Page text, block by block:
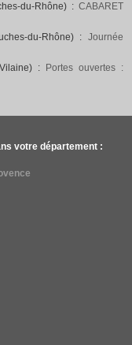
du-Rhône) : CABARET
du-Rhône) : Journée
:
Portes ouvertes :
votre département :